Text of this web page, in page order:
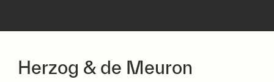
Herzog & de Meuron